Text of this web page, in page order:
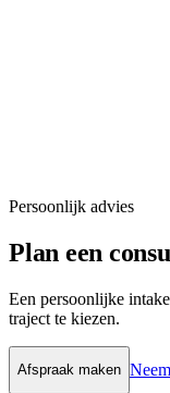
Persoonlijk advies
Plan een
Een persoonlijke
traject te kiezen.
Afspraak maken